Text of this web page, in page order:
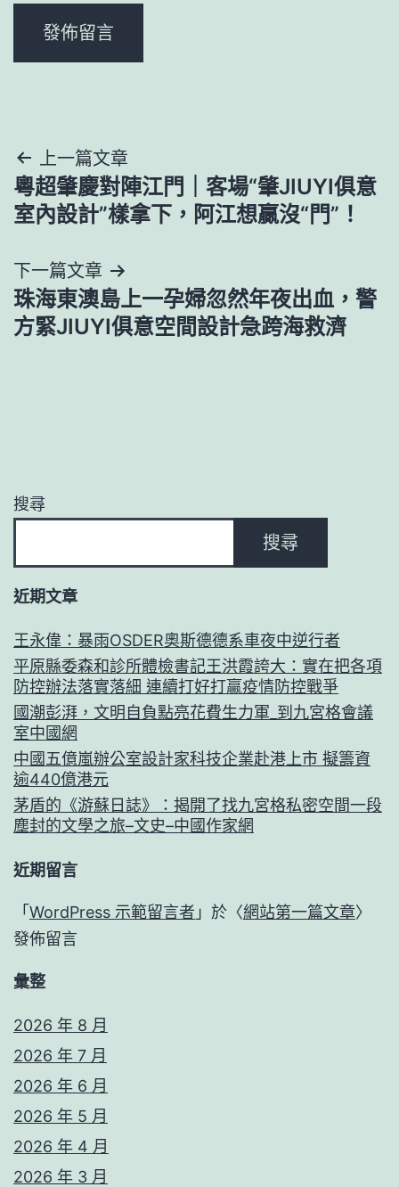
文
章
覽
上一篇文章
粵超肇慶對陣江門｜客場“肇JIUYI俱意
室內設計”樣拿下，阿江想贏沒“門”！
下一篇文章
珠海東澳島上一孕婦忽然年夜出血，警
方緊JIUYI俱意空間設計急跨海救濟
搜尋
搜尋
近期文章
王永偉：暴雨OSDER奧斯德德系車夜中逆行者
平原縣委森和診所體檢書記王洪霞誇大：實在把各項
防控辦法落實落細 連續打好打贏疫情防控戰爭
國潮彭湃，文明自負點亮花費生力軍_到九宮格會議
室中國網
中國五億嵐辦公室設計家科技企業赴港上市 擬籌資
逾440億港元
茅盾的《游蘇日誌》：揭開了找九宮格私密空間一段
塵封的文學之旅–文史–中國作家網
近期留言
「 WordPress 示範留言者 」於〈網站第一篇文章〉
發佈留言
彙整
2026 年 8 月
2026 年 7 月
2026 年 6 月
2026 年 5 月
2026 年 4 月
2026 年 3 月